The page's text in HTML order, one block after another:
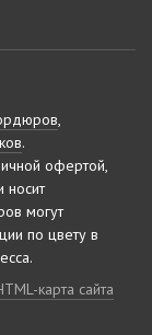
,
.
офертой,
могут
по цвету в
карта сайта